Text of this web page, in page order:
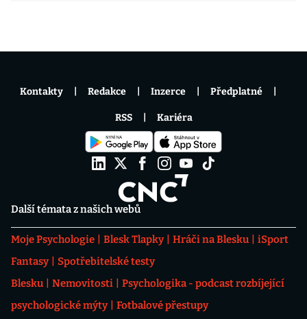
Další témata z našich webů
Moje Psychologie Blesk Tlapky Hráči na Blesku
iSport
Fantasy
Spotřebitelské testy
Blesku
Nemovitosti
Psychologika - podcast rozbíjející
psychologické mýty
Fotbalové přestupy
Kontakty Redakce Inzerce Předplatné
RSS Kariéra